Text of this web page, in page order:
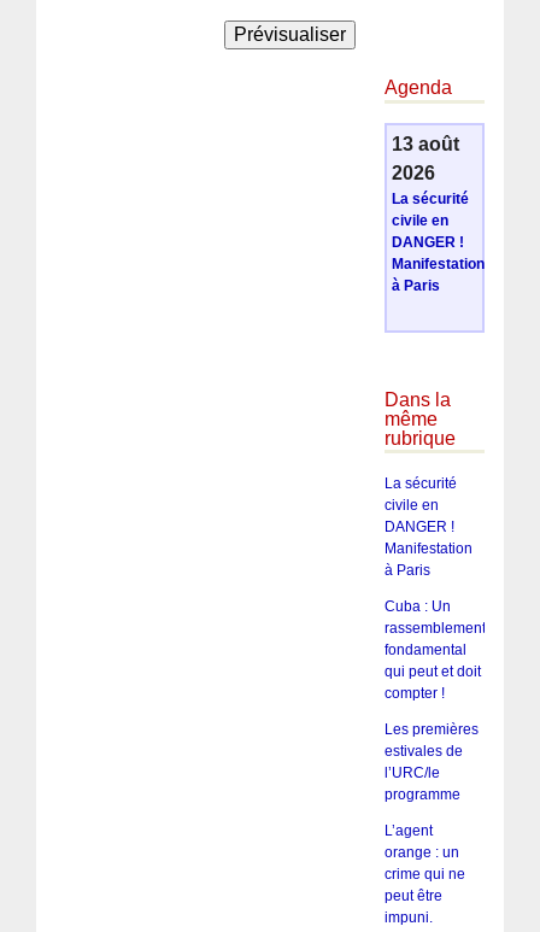
Agenda
13 août
2026
La sécurité
civile en
DANGER !
Manifestation
à Paris
Dans la
même
rubrique
La sécurité
civile en
DANGER !
Manifestation
à Paris
Cuba : Un
rassemblement
fondamental
qui peut et doit
compter !
Les premières
estivales de
l’URC/le
programme
L’agent
orange : un
crime qui ne
peut être
impuni.